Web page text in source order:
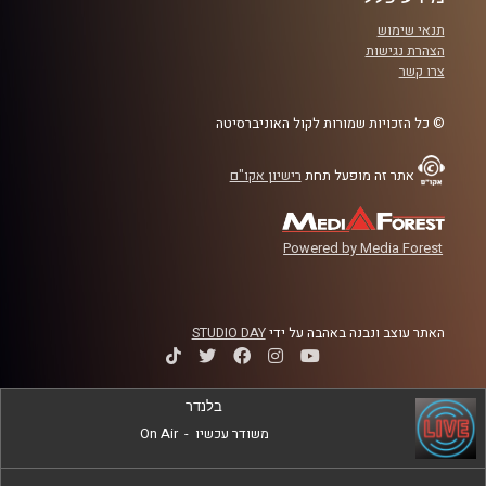
הכלים האלה, איך הם התפתחו, מה המשפט
המקובל במדינות אחרות בנוגע לפרקטיקות
החוקתיות הללו, מדוע מעוניינים לבצע בהם
קרדיט תמונות:
תנאי שימוש
הצהרת נגישות
צרו קשר
© כל הזכויות שמורות לקול האוניברסיטה
אתר זה מופעל תחת רישיון אקו"ם
Powered by Media Forest
האתר עוצב ונבנה באהבה על ידיSTUDIO DAY
בלנדר
משודר עכשיו -
On Air